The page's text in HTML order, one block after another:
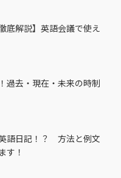
底解説】英語会議で使え
過去・現在・未来の時制
語日記！？ 方法と例文
す！